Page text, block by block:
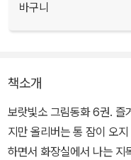
바구니
책소개
보랏빛소 그림동화 6권. 즐
지만 올리버는 통 잠이 오
하면서 화장실에서 나는 지